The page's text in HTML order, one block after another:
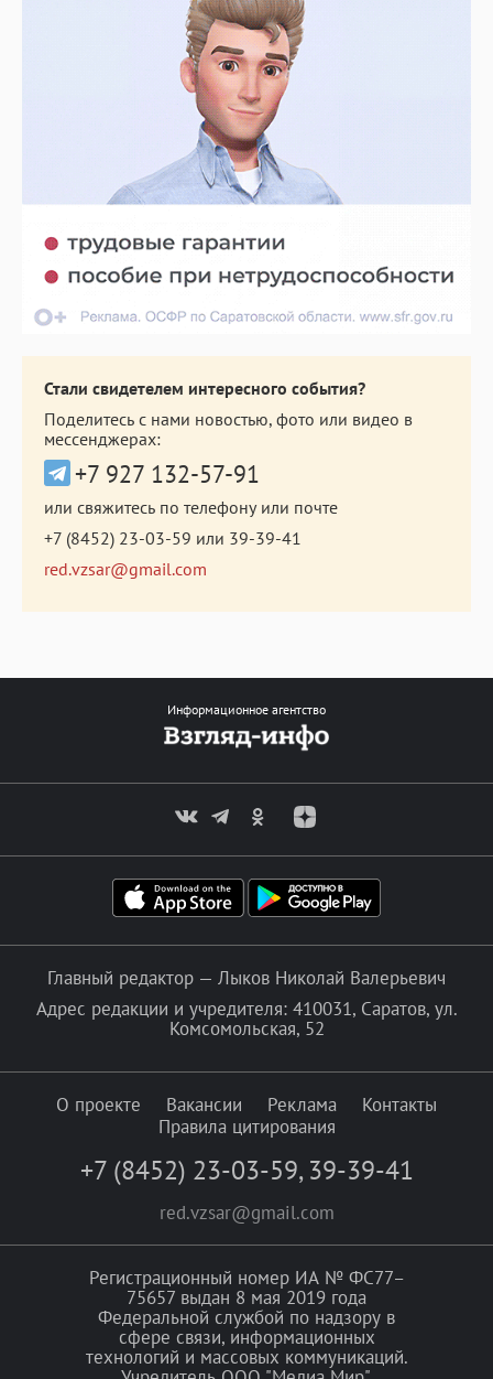
Стали свидетелем интересного события?
Поделитесь с нами новостью, фото или видео в
мессенджерах:
+7 927 132-57-91
или свяжитесь по телефону или почте
+7 (8452) 23-03-59 или 39-39-41
red.vzsar@gmail.com
Информационное агентство
Главный редактор — Лыков Николай Валерьевич
Адрес редакции и учредителя: 410031, Саратов, ул.
Комсомольская, 52
О проекте Вакансии Реклама
Контакты
Правила цитирования
+7 (8452) 23-03-59, 39-39-41
red.vzsar@gmail.com
Регистрационный номер ИА № ФС77–
75657 выдан 8 мая 2019 года
Федеральной службой по надзору в
сфере связи, информационных
технологий и массовых коммуникаций.